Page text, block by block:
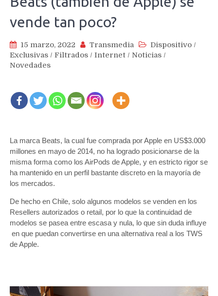
vende tan poco?
15 marzo, 2022 Transmedia Dispositivo /
Exclusivas / Filtrados / Internet / Noticias /
Novedades
La marca Beats, la cual fue comprada por Apple en US$3.000
millones en mayo de 2014, no ha logrado posicionarse de la
misma forma como los AirPods de Apple, y en estricto rigor se
ha mantenido en un perfil bastante discreto en la mayoría de
los mercados.
De hecho en Chile, solo algunos modelos se venden en los
Resellers autorizados o retail, por lo que la continuidad de
modelos se pasea entre escasa y nula, lo que sin duda influye
en que puedan convertirse en una alternativa real a los TWS
de Apple.